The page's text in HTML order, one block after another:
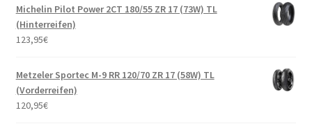
Michelin Pilot Power 2CT 180/55 ZR 17 (73W) TL
(Hinterreifen)
123,95€
Metzeler Sportec M-9 RR 120/70 ZR 17 (58W) TL
(Vorderreifen)
120,95€